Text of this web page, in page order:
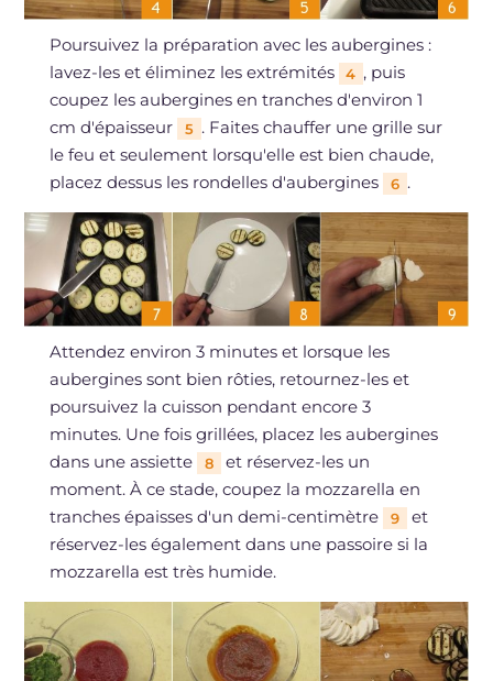
Poursuivez la préparation avec les aubergines :
lavez-les et éliminez les extrémités
4 , puis
coupez les aubergines en tranches d'environ 1
cm d'épaisseur
5 . Faites chauffer une grille sur
le feu et seulement lorsqu'elle est bien chaude,
placez dessus les rondelles d'aubergines
6 .
Attendez environ 3 minutes et lorsque les
aubergines sont bien rôties, retournez-les et
poursuivez la cuisson pendant encore 3
minutes. Une fois grillées, placez les aubergines
dans une assiette
8
et réservez-les un
moment. À ce stade, coupez la mozzarella en
tranches épaisses d'un demi-centimètre
9
et
réservez-les également dans une passoire si la
mozzarella est très humide.